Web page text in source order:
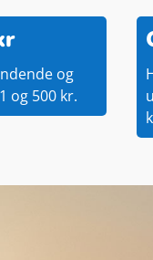
og
og 500 kr.